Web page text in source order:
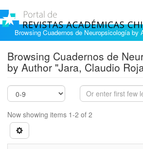
Browsing Cuadernos de Neuropsicología by
Browsing Cuadernos de
by Author "Jara, Claudio
Now showing items 1-2 of 2